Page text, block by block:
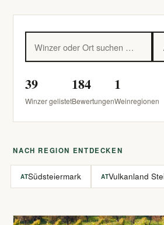
39
Winzer gelistet
184
Bewertungen
1
Weinregionen
NACH REGION ENTDECKEN
ATSüdsteiermark ATVulkanland